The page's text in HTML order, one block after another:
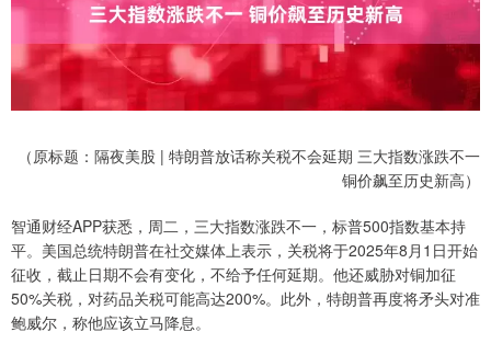
（原标题：隔夜美股 | 特朗普放话称关税不会延期 三大指数涨跌不一
铜价飙至历史新高）
智通财经APP获悉，周二，三大指数涨跌不一，标普500指数基本持
平。美国总统特朗普在社交媒体上表示，关税将于2025年8月1日开始
征收，截止日期不会有变化，不给予任何延期。他还威胁对铜加征
50%关税，对药品关税可能高达200%。此外，特朗普再度将矛头对准
鲍威尔，称他应该立马降息。